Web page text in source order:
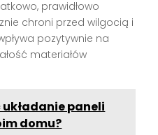
prawidłowo
chroni przed wilgocią i
pozytywnie na
materiałów
paneli
domu?